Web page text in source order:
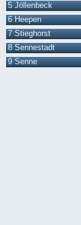
5 Jöllenbeck
6 Heepen
7 Stieghorst
8 Sennestadt
9 Senne